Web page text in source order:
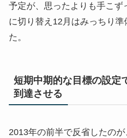
予定が、思ったよりも手こず
に切り替え12月はみっちり準
た。
短期中期的な目標の設定
到達させる
2013年の前半で反省したの